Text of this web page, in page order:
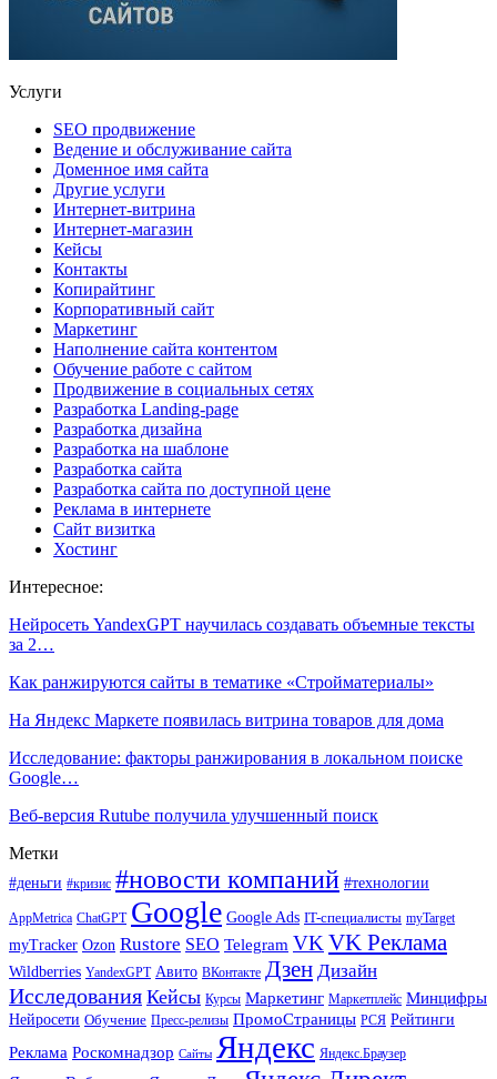
Услуги
SEO продвижение
Ведение и обслуживание сайта
Доменное имя сайта
Другие услуги
Интернет-витрина
Интернет-магазин
Кейсы
Контакты
Копирайтинг
Корпоративный сайт
Маркетинг
Наполнение сайта контентом
Обучение работе с сайтом
Продвижение в социальных сетях
Разработка Landing-page
Разработка дизайна
Разработка на шаблоне
Разработка сайта
Разработка сайта по доступной цене
Реклама в интернете
Сайт визитка
Хостинг
Интересное:
Нейросеть YandexGPT научилась создавать объемные тексты
за 2…
Как ранжируются сайты в тематике «Стройматериалы»
На Яндекс Маркете появилась витрина товаров для дома
Исследование: факторы ранжирования в локальном поиске
Google…
Веб-версия Rutube получила улучшенный поиск
Метки
#деньги #кризис #новости компаний #технологии
AppMetrica ChatGPT Google Google Ads IT-специалисты myTarget
myTracker Ozon Rustore SEO Telegram VK VK Реклама
Wildberries YandexGPT Авито ВКонтакте Дзен Дизайн
Исследования Кейсы Курсы Маркетинг Маркетплейс Минцифры
Нейросети Обучение Пресс-релизы ПромоСтраницы РСЯ Рейтинги
Реклама Роскомнадзор Сайты Яндекс Яндекс.Браузер